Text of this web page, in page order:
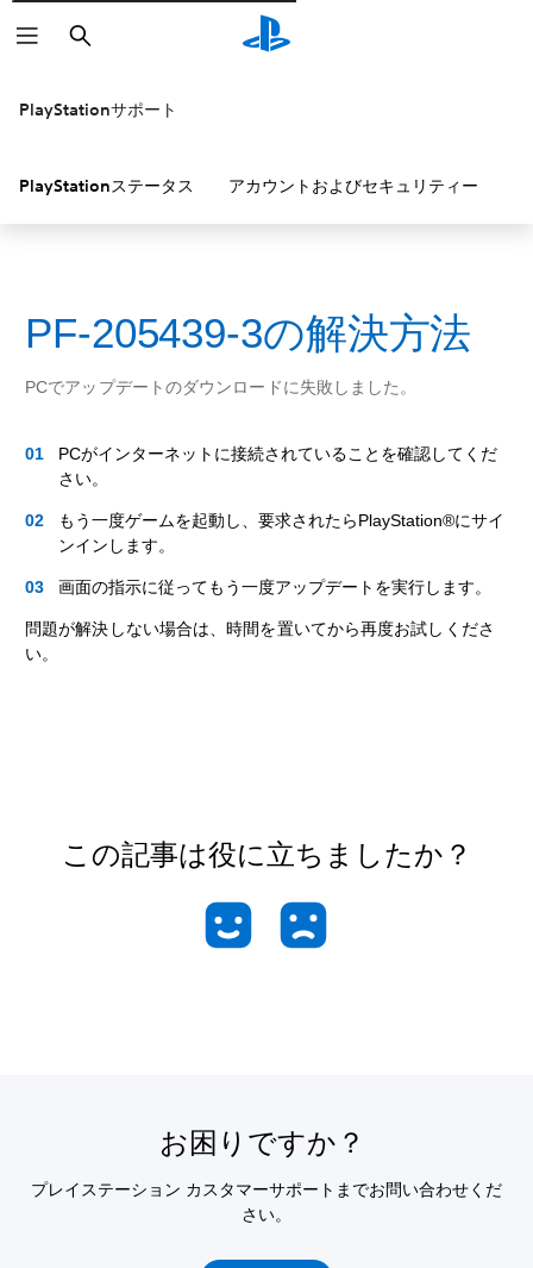
検
索
PlayStationサポート
PlayStationステータス アカウントおよびセキュリティー
PF-205439-3の解決方法
PCでアップデートのダウンロードに失敗しました。
PCがインターネットに接続されていることを確認してくだ
さい。
もう一度ゲームを起動し、要求されたらPlayStation®にサイ
ンインします。
画面の指示に従ってもう一度アップデートを実行します。
問題が解決しない場合は、時間を置いてから再度お試しくださ
い。
この記事は役に立ちましたか？
お困りですか？
プレイステーション カスタマーサポートまでお問い合わせくだ
さい。